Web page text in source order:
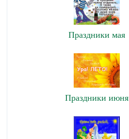
Праздники мая
Праздники июня